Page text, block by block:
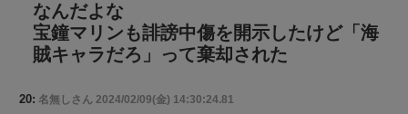
なんだよな
宝鐘マリンも誹謗中傷を開示したけど「海
賊キャラだろ」って棄却された
20: 名無しさん 2024/02/09(金) 14:30:24.81